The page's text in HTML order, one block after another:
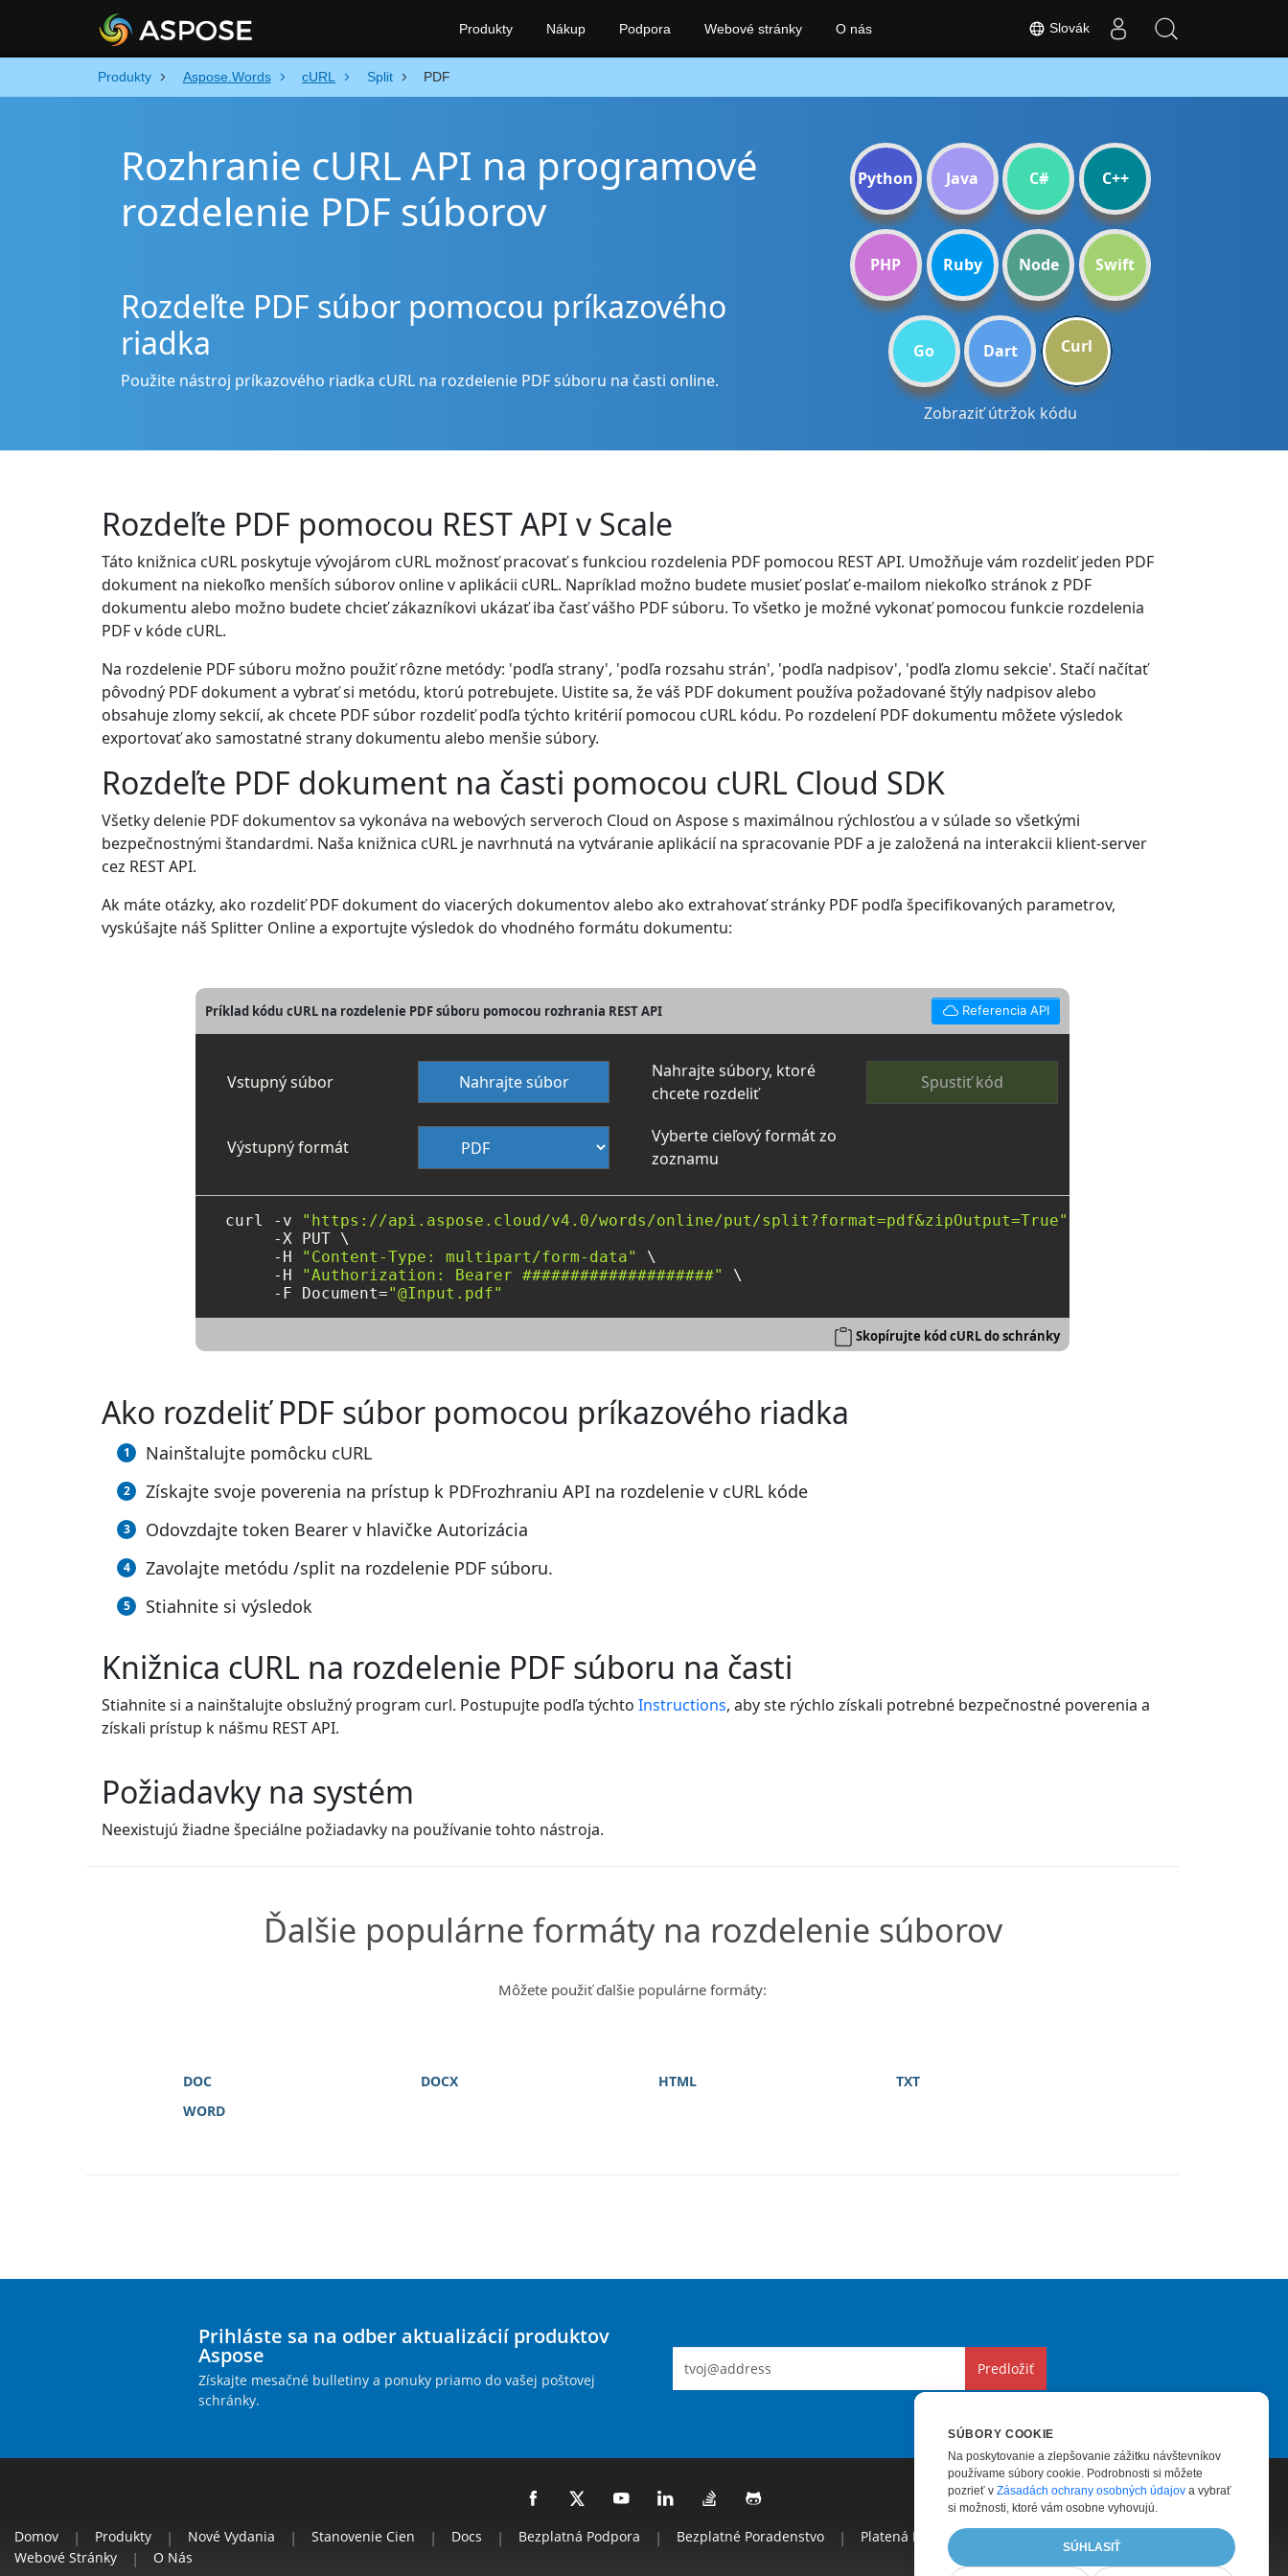
Produkty Aspose.Words cURL Split PDF
Rozhranie cURL API na programové
rozdelenie PDF súborov
Rozdeľte PDF súbor pomocou príkazového
riadka
Použite nástroj príkazového riadka cURL na rozdelenie PDF súboru na časti online.
Python Java C# C++
PHP Ruby Node Swift
Go Dart Curl
Zobraziť útržok kódu
Rozdeľte PDF pomocou REST API v Scale
Táto knižnica cURL poskytuje vývojárom cURL možnosť pracovať s funkciou rozdelenia PDF pomocou REST API. Umožňuje vám rozdeliť jeden PDF
dokument na niekoľko menších súborov online v aplikácii cURL. Napríklad možno budete musieť poslať e-mailom niekoľko stránok z PDF
dokumentu alebo možno budete chcieť zákazníkovi ukázať iba časť vášho PDF súboru. To všetko je možné vykonať pomocou funkcie rozdelenia
PDF v kóde cURL.
Na rozdelenie PDF súboru možno použiť rôzne metódy: 'podľa strany', 'podľa rozsahu strán', 'podľa nadpisov', 'podľa zlomu sekcie'. Stačí načítať
pôvodný PDF dokument a vybrať si metódu, ktorú potrebujete. Uistite sa, že váš PDF dokument používa požadované štýly nadpisov alebo
obsahuje zlomy sekcií, ak chcete PDF súbor rozdeliť podľa týchto kritérií pomocou cURL kódu. Po rozdelení PDF dokumentu môžete výsledok
exportovať ako samostatné strany dokumentu alebo menšie súbory.
Rozdeľte PDF dokument na časti pomocou cURL Cloud SDK
Všetky delenie PDF dokumentov sa vykonáva na webových serveroch Cloud on Aspose s maximálnou rýchlosťou a v súlade so všetkými
bezpečnostnými štandardmi. Naša knižnica cURL je navrhnutá na vytváranie aplikácií na spracovanie PDF a je založená na interakcii klient-server
cez REST API.
Ak máte otázky, ako rozdeliť PDF dokument do viacerých dokumentov alebo ako extrahovať stránky PDF podľa špecifikovaných parametrov,
vyskúšajte náš Splitter Online a exportujte výsledok do vhodného formátu dokumentu:
Príklad kódu cURL na rozdelenie PDF súboru pomocou rozhrania REST API Referencia API
Vstupný súbor Nahrajte súbor
Nahrajte súbory, ktoré
chcete rozdeliť
Spustiť kód
Výstupný formát
Vyberte cieľový formát zo
zoznamu
curl -v "https://api.aspose.cloud/v4.0/words/online/put/split?format=pdf&zipOutput=True"
     -X PUT \
     -H
"Content-Type: multipart/form-data"
\
     -H
"Authorization: Bearer ####################"
\
     -F Document=
"@Input.pdf"
Skopírujte kód cURL do schránky
Ako rozdeliť PDF súbor pomocou príkazového riadka
Nainštalujte pomôcku cURL
Získajte svoje poverenia na prístup k PDFrozhraniu API na rozdelenie v cURL kóde
Odovzdajte token Bearer v hlavičke Autorizácia
Zavolajte metódu /split na rozdelenie PDF súboru.
Stiahnite si výsledok
Knižnica cURL na rozdelenie PDF súboru na časti
Stiahnite si a nainštalujte obslužný program curl. Postupujte podľa týchto Instructions, aby ste rýchlo získali potrebné bezpečnostné poverenia a
získali prístup k nášmu REST API.
Požiadavky na systém
Neexistujú žiadne špeciálne požiadavky na používanie tohto nástroja.
Ďalšie populárne formáty na rozdelenie súborov
Môžete použiť ďalšie populárne formáty:
DOC DOCX HTML
TXT
WORD
Slovák
Produkty Nákup Podpora Webové stránky O nás
Prihláste sa na odber aktualizácií produktov
Aspose
Získajte mesačné bulletiny a ponuky priamo do vašej poštovej
schránky.
Predložiť
Domov | Produkty | Nové Vydania | Stanovenie Cien | Docs | Bezplatná Podpora | Bezplatné Poradenstvo | Platená Podpora Platené Poradenstvo
Webové Stránky | O Nás
SÚBORY COOKIE
Na poskytovanie a zlepšovanie zážitku návštevníkov
používame súbory cookie. Podrobnosti si môžete
pozrieť v Zásadách ochrany osobných údajov a vybrať
si možnosti, ktoré vám osobne vyhovujú.
SÚHLASIŤ